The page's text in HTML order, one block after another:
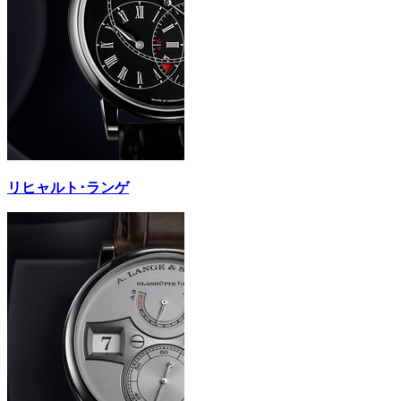
リヒャルト･ランゲ